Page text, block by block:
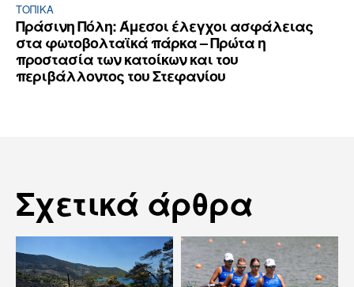
ΤΟΠΙΚΑ
Πράσινη Πόλη: Άμεσοι έλεγχοι ασφάλειας
στα φωτοβολταϊκά πάρκα – Πρώτα η
προστασία των κατοίκων και του
περιβάλλοντος του Στεφανίου
Σχετικά άρθρα